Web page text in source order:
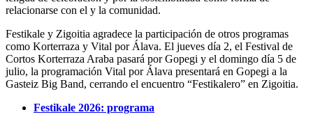
relacionarse con el y la comunidad.
Festikale y Zigoitia agradece la participación de otros programas
como Korterraza y Vital por Álava. El jueves día 2, el Festival de
Cortos Korterraza Araba pasará por Gopegi y el domingo día 5 de
julio, la programación Vital por Álava presentará en Gopegi a la
Gasteiz Big Band, cerrando el encuentro “Festikalero” en Zigoitia.
Festikale 2026: programa